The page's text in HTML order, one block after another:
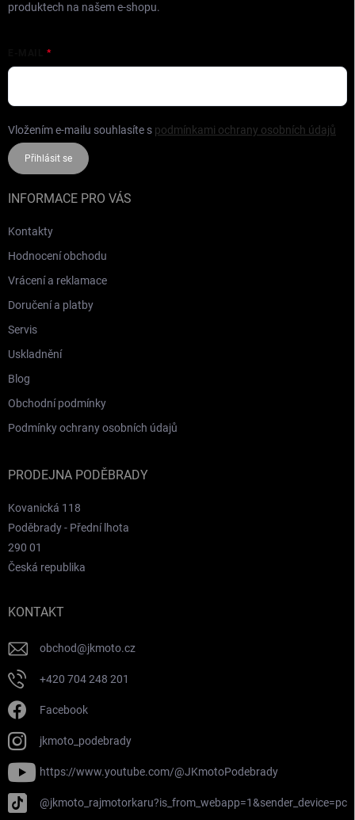
produktech na našem e-shopu.
Vložením e-mailu souhlasíte s podmínkami ochrany osobních údajů
Přihlásit se
INFORMACE PRO VÁS
Kontakty
Hodnocení obchodu
Vrácení a reklamace
Doručení a platby
Servis
Uskladnění
Blog
Obchodní podmínky
Podmínky ochrany osobních údajů
PRODEJNA PODĚBRADY
Kovanická 118
Poděbrady - Přední lhota
290 01
Česká republika
KONTAKT
obchod@jkmoto.cz
+420 704 248 201
Facebook
jkmoto_podebrady
https://www.youtube.com/@JKmotoPodebrady
@jkmoto_rajmotorkaru?is_from_webapp=1&sender_device=pc